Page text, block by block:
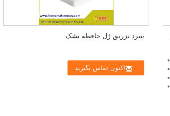
سرد تزریق ژل حافظه تشک
اکنون تماس بگیرید